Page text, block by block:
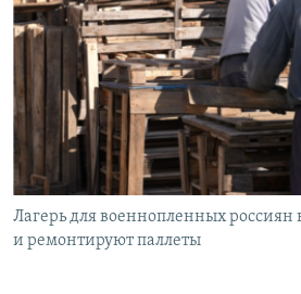
Лагерь для военнопленных
и ремонтируют паллеты